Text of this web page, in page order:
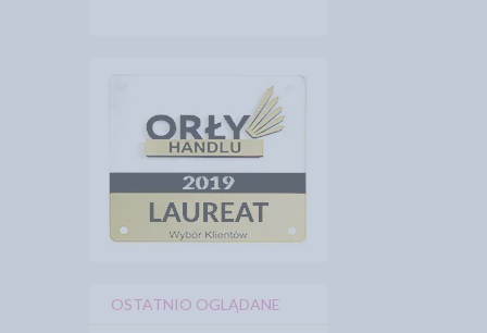
OSTATNIO OGLĄDANE